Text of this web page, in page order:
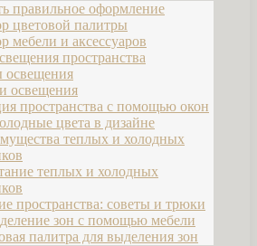
правильное оформление
цветовой палитры
мебели и аксессуаров
пространства
освещения
пространства с помощью окон
цвета в дизайне
теплых и холодных
теплых и холодных
пространства: советы и трюки
зон с помощью мебели
палитра для выделения зон